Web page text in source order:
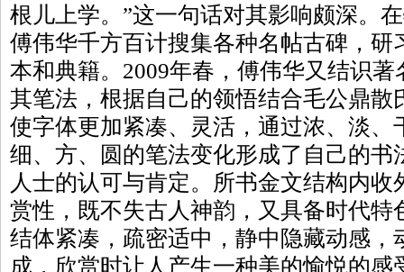
根儿上学。”这一句话对其影响颇深。
傅伟华千方百计搜集各种名帖古碑，研
本和典籍。2009年春，傅伟华又结识
其笔法，根据自己的领悟结合毛公鼎散
使字体更加紧凑、灵活，通过浓、淡、
细、方、圆的笔法变化形成了自己的书
人士的认可与肯定。所书金文结构内
赏性，既不失古人神韵，又具备时代特
结体紧凑，疏密适中，静中隐藏动感，
成，欣赏时让人产生一种美的愉悦的感